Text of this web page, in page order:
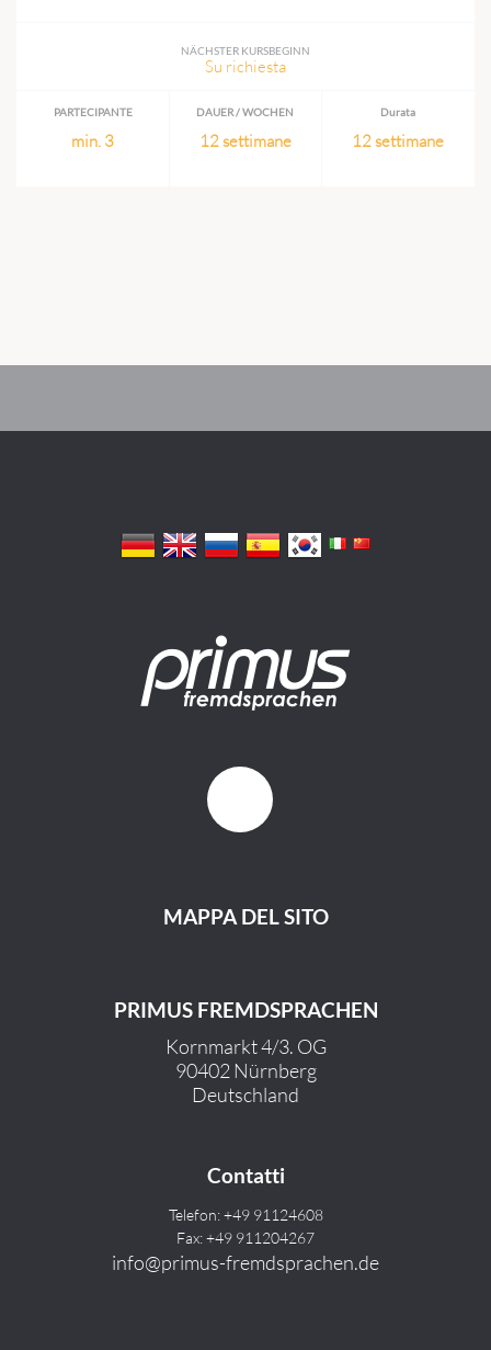
NÄCHSTER KURSBEGINN
Su richiesta
PARTECIPANTE
min. 3
DAUER / WOCHEN
12 settimane
Durata
12 settimane
MAPPA DEL SITO
PRIMUS FREMDSPRACHEN
Kornmarkt 4/3. OG
90402 Nürnberg
Deutschland
Contatti
Telefon: +49 91124608
Fax: +49 911204267
info@primus-fremdsprachen.de